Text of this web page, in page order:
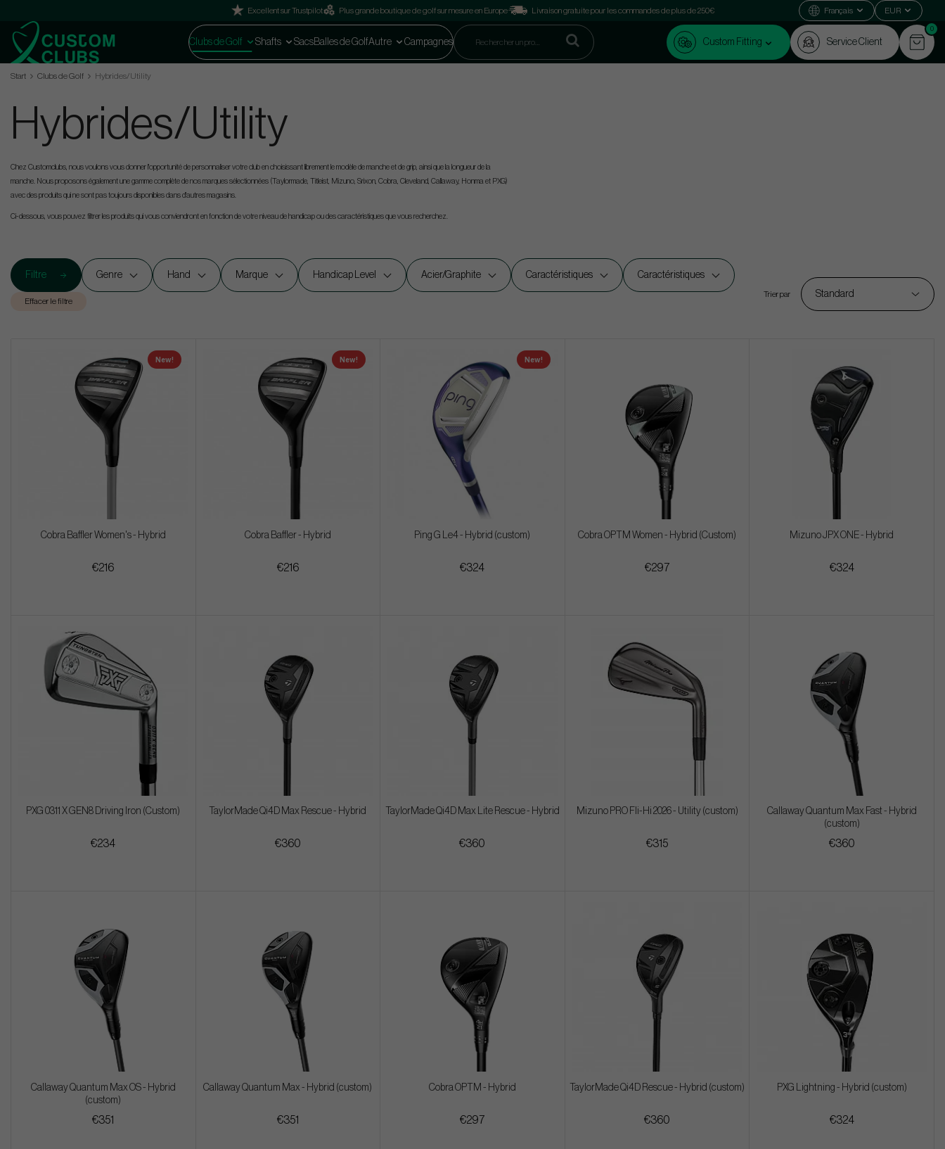
Excellent sur Trustpilot Plus grande boutique de golf sur mesure en Europe Livraison gratuite pour les commandes de plus de 250€ Français EUR
Clubs de Golf Shafts SacsBalles de GolfAutre Campagnes Custom Fitting Service Client
0
Start Clubs de Golf Hybrides/Utility
Hybrides/Utility
Chez Customclubs, nous voulons vous donner l'opportunité de personnaliser votre club en choisissant librement le modèle de manche et de grip, ainsi que la longueur de la
manche. Nous proposons également une gamme complète de nos marques sélectionnées (Taylormade, Titleist, Mizuno, Srixon, Cobra, Cleveland, Callaway, Honma et PXG)
avec des produits qui ne sont pas toujours disponibles dans d'autres magasins.
Ci-dessous, vous pouvez filtrer les produits qui vous conviendront en fonction de votre niveau de handicap ou des caractéristiques que vous recherchez.
Filtre Genre Hand Marque Handicap Level Acier/Graphite Caractéristiques Caractéristiques
Effacer le filtre
Trier par Standard
New!
Cobra Baffler Women's - Hybrid
€216
New!
Cobra Baffler - Hybrid
€216
New!
Ping G Le4 - Hybrid (custom)
€324
Cobra OPTM Women - Hybrid (Custom)
€297
Mizuno JPX ONE - Hybrid
€324
PXG 0311 X GEN8 Driving Iron (Custom)
€234
TaylorMade Qi4D Max Rescue - Hybrid
€360
TaylorMade Qi4D Max Lite Rescue - Hybrid
€360
Mizuno PRO Fli-Hi 2026 - Utility (custom)
€315
Callaway Quantum Max Fast - Hybrid
(custom)
€360
Callaway Quantum Max OS - Hybrid
(custom)
€351
Callaway Quantum Max - Hybrid (custom)
€351
Cobra OPTM - Hybrid
€297
TaylorMade Qi4D Rescue - Hybrid (custom)
€360
PXG Lightning - Hybrid (custom)
€324